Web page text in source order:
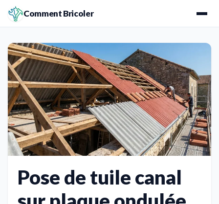
Comment Bricoler
Pose de tuile canal